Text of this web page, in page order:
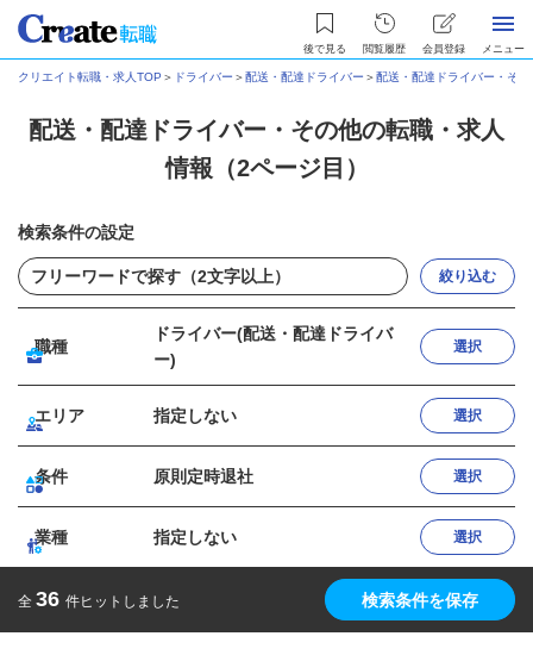
後で見る 閲覧履歴 会員登録 メニュー
クリエイト転職・求人TOP ＞ ドライバー ＞配送・配達ドライバー ＞配送・配達ドライバー・その
配送・配達ドライバー・その他の転職・求人
情報（2ページ目）
検索条件の設定
絞り込む
職種
ドライバー(配送・配達ドライバ
ー)
選択
エリア 指定しない 選択
条件 原則定時退社 選択
業種 指定しない 選択
全 36 件ヒットしました 検索条件を保存